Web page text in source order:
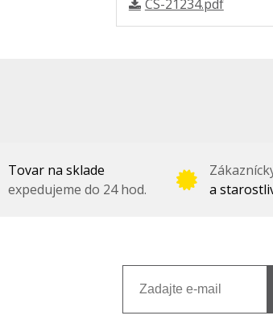
CS-21234.pdf
Tovar na sklade
expedujeme do 24 hod.
a